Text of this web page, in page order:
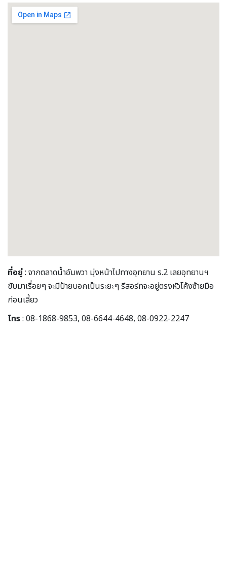
ที่อยู่: จากตลาดน้ำอัมพวา มุ่งหน้าไปทางอุทยาน ร.2 เลยอุทยานฯ
ขับมาเรื่อยๆ จะมีป้ายบอกเป็นระยะๆ รีสอร์ทจะอยู่ตรงหัวโค้งซ้ายมือ
ก่อนเลี้ยว
โทร: 08-1868-9853, 08-6644-4648, 08-0922-2247